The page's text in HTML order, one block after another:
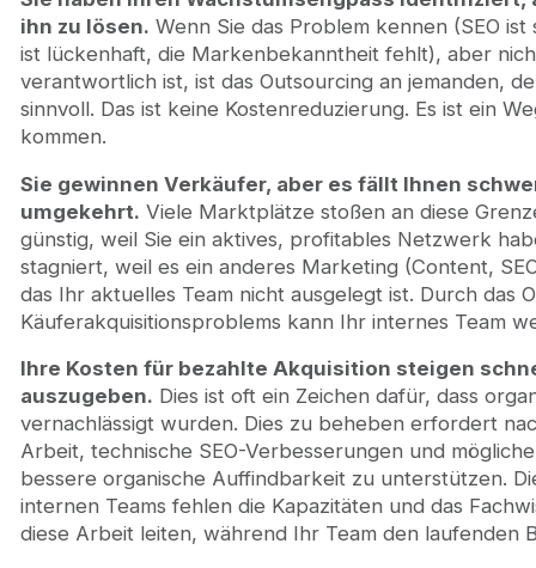
ihn zu lösen. Wenn Sie das Problem kennen (SEO
ist lückenhaft, die Markenbekanntheit fehlt), aber
verantwortlich ist, ist das Outsourcing an jemanden,
sinnvoll. Das ist keine Kostenreduzierung. Es ist ein
kommen.
Sie gewinnen Verkäufer, aber es fällt Ihnen
umgekehrt. Viele Marktplätze stoßen an diese
günstig, weil Sie ein aktives, profitables Netzwerk
stagniert, weil es ein anderes Marketing (Content,
das Ihr aktuelles Team nicht ausgelegt ist. Durch das
Käuferakquisitionsproblems kann Ihr internes Team
Ihre Kosten für bezahlte Akquisition steigen
auszugeben. Dies ist oft ein Zeichen dafür, dass
vernachlässigt wurden. Dies zu beheben erfordert
Arbeit, technische SEO-Verbesserungen und
bessere organische Auffindbarkeit zu unterstützen.
internen Teams fehlen die Kapazitäten und das
diese Arbeit leiten, während Ihr Team den laufenden